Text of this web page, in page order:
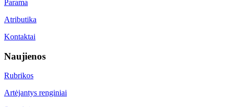
Parama
Atributika
Kontaktai
Naujienos
Rubrikos
Artėjantys renginiai